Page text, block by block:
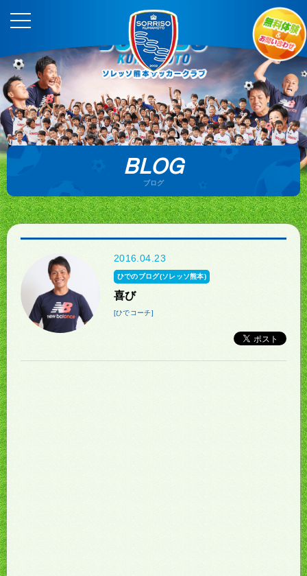
BLOG
ブログ
2016.04.23
ひでのブログ(ソレッソ熊本)
喜び
[ひでコーチ]